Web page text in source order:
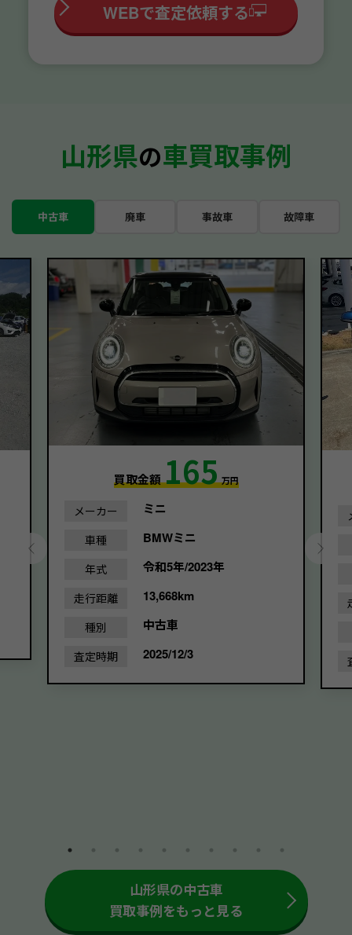
WEBで査定依頼する
山形県の車買取事例
中古車 廃車 事故車 故障車
買取金額165 万円
メーカー ミニ
車種 BMWミニ
年式 令和5年/2023年
走行距離 13,668km
種別 中古車
査定時期 2025/12/3
山形県の中古車
買取事例をもっと見る